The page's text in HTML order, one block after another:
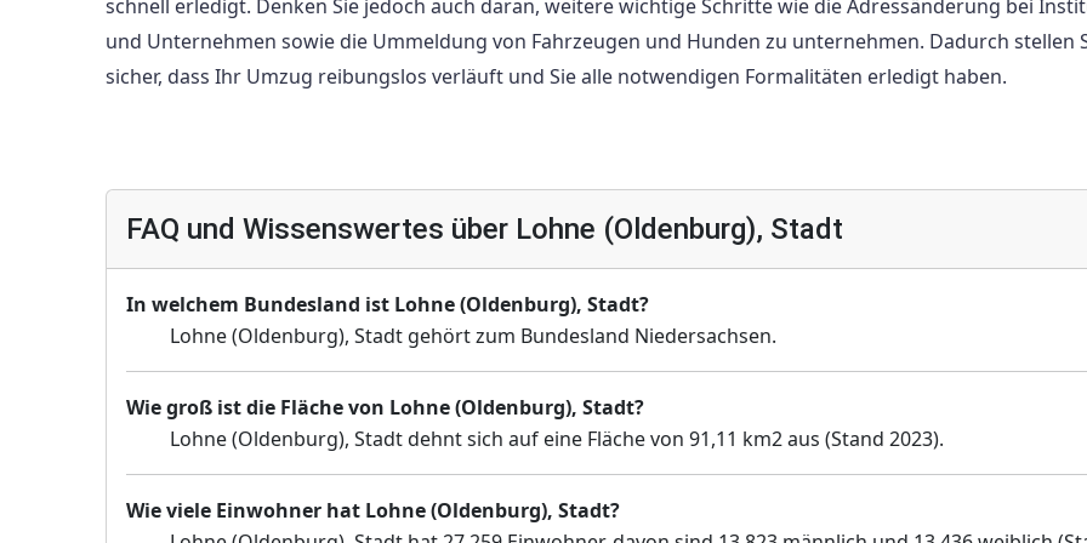
schnell erledigt. Denken Sie jedoch auch daran, weitere wichtige Schritte wie die Adressänderung bei
und Unternehmen sowie die Ummeldung von Fahrzeugen und Hunden zu unternehmen. Dadurch stellen
sicher, dass Ihr Umzug reibungslos verläuft und Sie alle notwendigen Formalitäten erledigt haben.
FAQ und Wissenswertes über Lohne (Oldenburg), Stadt
In welchem Bundesland ist Lohne (Oldenburg), Stadt?
Lohne (Oldenburg), Stadt gehört zum Bundesland Niedersachsen.
Wie groß ist die Fläche von Lohne (Oldenburg), Stadt?
Lohne (Oldenburg), Stadt dehnt sich auf eine Fläche von 91,11 km2 aus (Stand 2023).
Wie viele Einwohner hat Lohne (Oldenburg), Stadt?